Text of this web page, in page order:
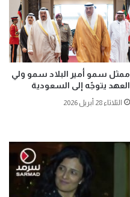
ممثل سمو أمير البلاد سمو ولي
العهد يتوجّه إلى السعودية
الثلاثاء 28 أبريل 2026